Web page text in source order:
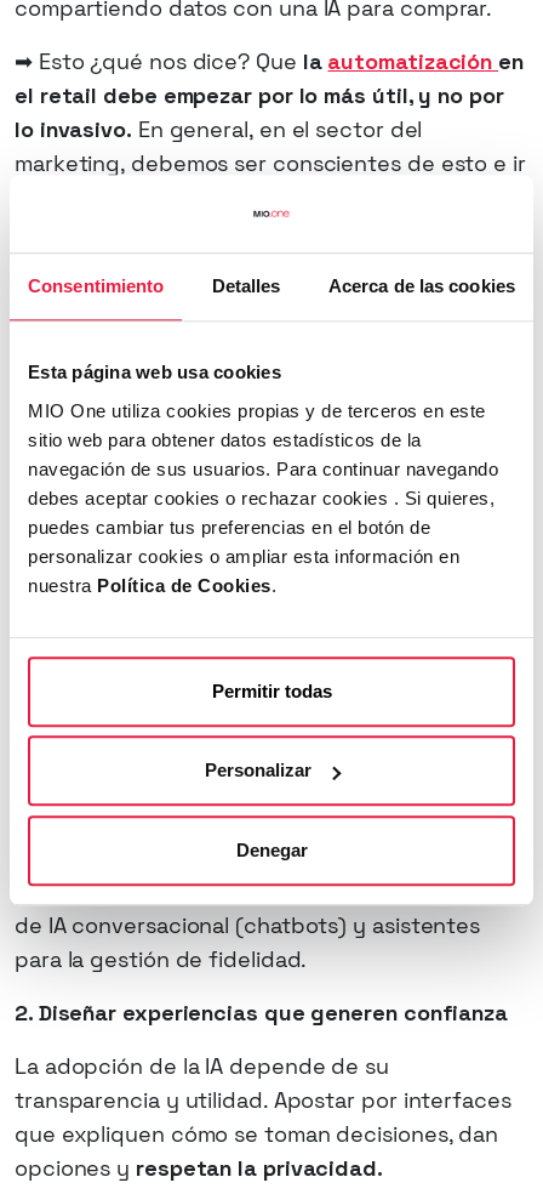
Consentimiento Detalles Acerca de las cookies
Esta página web usa cookies
MIO One utiliza cookies propias y de terceros en este
sitio web para obtener datos estadísticos de la
navegación de sus usuarios. Para continuar navegando
debes aceptar cookies o rechazar cookies . Si quieres,
puedes cambiar tus preferencias en el botón de
personalizar cookies o ampliar esta información en
nuestra Política de Cookies.
Permitir todas
Personalizar
Denegar
compartiendo datos con una IA para comprar.
➡ Esto ¿qué nos dice? Que la automatización en
el retail debe empezar por lo más útil, y no por
lo invasivo. En general, en el sector del
marketing, debemos ser conscientes de esto e ir
notificar bajadas de precio.
¿Qué pueden
hacer
las marcas?
Para nosotros, estas tres acciones resultan clave
1. Activar IA en los puntos de fricción reales
Los datos muestran que el consumidor está más
receptivo al uso de la IAen tareas que le
generan molestias: dudas, devoluciones,
seguimiento de precios.
Acción: Empezar por implementar herramientas
de IA conversacional (chatbots) y asistentes
para la gestión de fidelidad.
2. Diseñar experiencias que generen confianza
La adopción de la IA depende de su
transparencia y utilidad. Apostar por interfaces
que expliquen cómo se toman decisiones, dan
opciones y respetan la privacidad.